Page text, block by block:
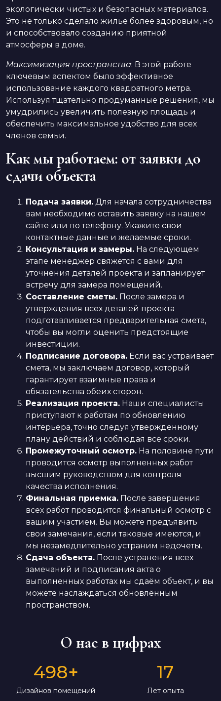
экологически чистых и безопасных материалов.
Это не только сделало жилье более здоровым, но
и способствовало созданию приятной
атмосферы в доме.
Максимизация пространства: В этой работе
ключевым аспектом было эффективное
использование каждого квадратного метра.
Используя тщательно продуманные решения, мы
умудрились увеличить полезную площадь и
обеспечить максимальное удобство для всех
членов семьи.
Как мы работаем: от заявки до
сдачи объекта
Подача заявки. Для начала сотрудничества
вам необходимо оставить заявку на нашем
сайте или по телефону. Укажите свои
контактные данные и желаемые сроки.
Консультация и замеры. На следующем
этапе менеджер свяжется с вами для
уточнения деталей проекта и запланирует
встречу для замера помещений.
Составление сметы. После замера и
утверждения всех деталей проекта
подготавливается предварительная смета,
чтобы вы могли оценить предстоящие
инвестиции.
Подписание договора. Если вас устраивает
смета, мы заключаем договор, который
гарантирует взаимные права и
обязательства обеих сторон.
Реализация проекта. Наши специалисты
приступают к работам по обновлению
интерьера, точно следуя утвержденному
плану действий и соблюдая все сроки.
Промежуточный осмотр. На половине пути
проводится осмотр выполненных работ
высшим руководством для контроля
качества исполнения.
Финальная приемка. После завершения
всех работ проводится финальный осмотр с
вашим участием. Вы можете предъявить
свои замечания, если таковые имеются, и
мы незамедлительно устраним недочеты.
Сдача объекта. После устранения всех
замечаний и подписания акта о
выполненных работах мы сдаём объект, и вы
можете наслаждаться обновлённым
пространством.
О нас в цифрах
498+
Дизайнов помещений
17
Лет опыта